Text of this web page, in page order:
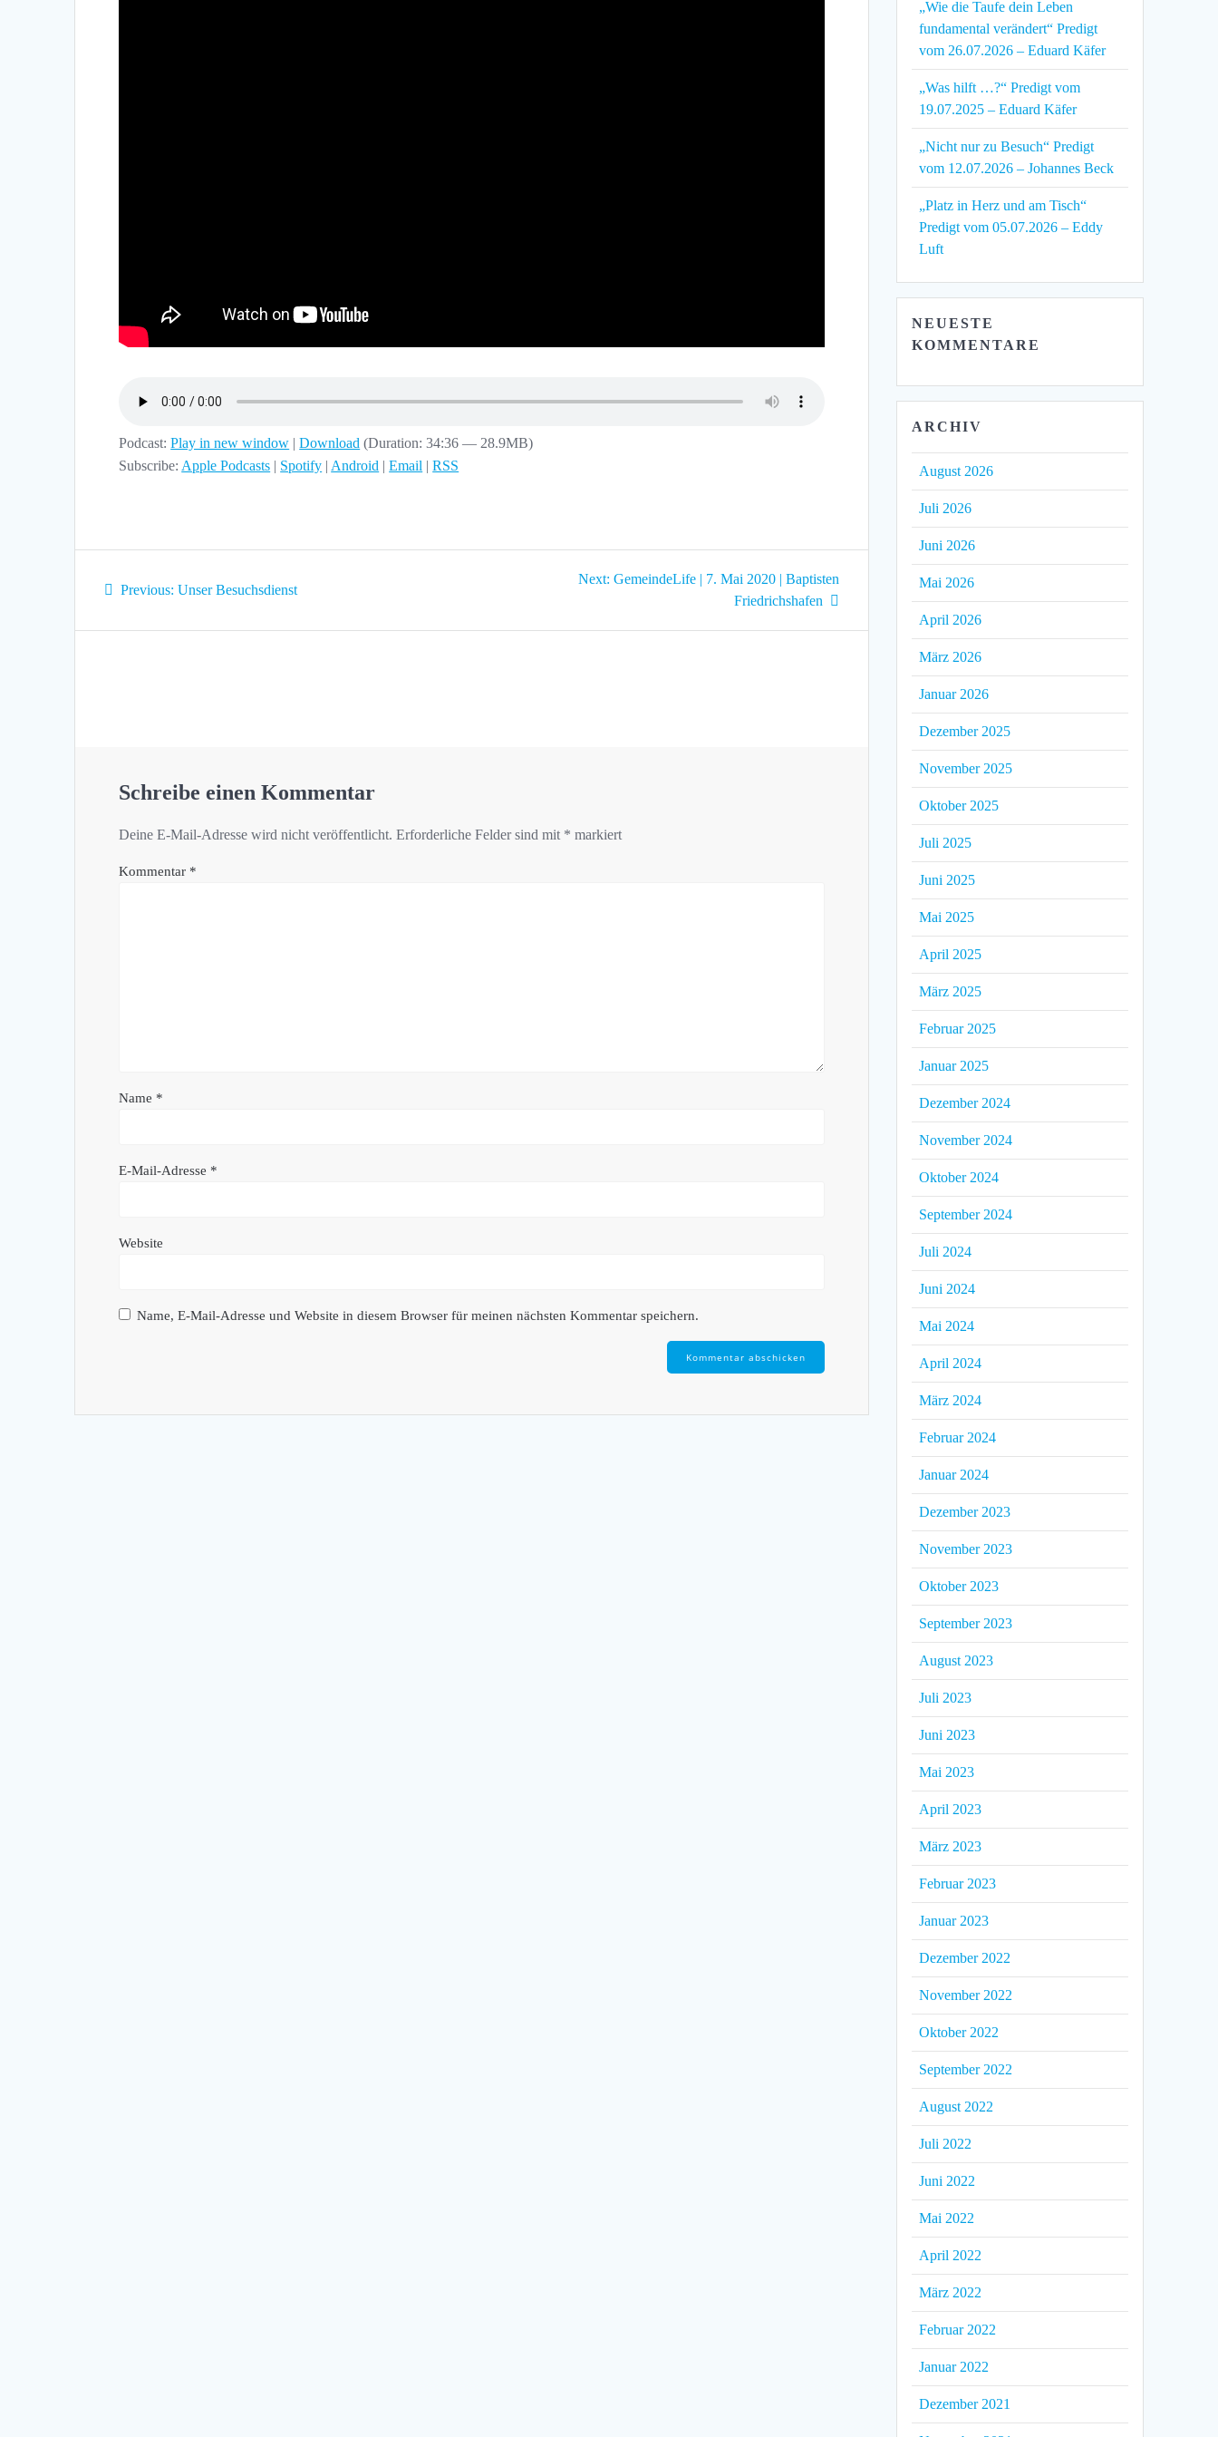
Podcast:Play in new window |Download (Duration: 34:36 — 28.9MB)
Subscribe: Apple Podcasts | Spotify | Android |Email |RSS
Previous: Previous
Unser Besuchsdienst
Next: Next
GemeindeLife | 7. Mai 2020 | Baptisten
Friedrichshafen
Schreibe einen Kommentar
Deine E-Mail-Adresse wird nicht veröffentlicht. Erforderliche Felder sind mit * markiert
Kommentar *
Name *
E-Mail-Adresse *
Website
Name, E-Mail-Adresse und Website in diesem Browser für meinen nächsten Kommentar speichern.
„Wie die Taufe dein Leben
fundamental verändert“ Predigt
vom 26.07.2026 – Eduard Käfer
„Was hilft …?“ Predigt vom
19.07.2025 – Eduard Käfer
„Nicht nur zu Besuch“ Predigt
vom 12.07.2026 – Johannes Beck
„Platz in Herz und am Tisch“
Predigt vom 05.07.2026 – Eddy
Luft
NEUESTE
KOMMENTARE
ARCHIV
August 2026
Juli 2026
Juni 2026
Mai 2026
April 2026
März 2026
Januar 2026
Dezember 2025
November 2025
Oktober 2025
Juli 2025
Juni 2025
Mai 2025
April 2025
März 2025
Februar 2025
Januar 2025
Dezember 2024
November 2024
Oktober 2024
September 2024
Juli 2024
Juni 2024
Mai 2024
April 2024
März 2024
Februar 2024
Januar 2024
Dezember 2023
November 2023
Oktober 2023
September 2023
August 2023
Juli 2023
Juni 2023
Mai 2023
April 2023
März 2023
Februar 2023
Januar 2023
Dezember 2022
November 2022
Oktober 2022
September 2022
August 2022
Juli 2022
Juni 2022
Mai 2022
April 2022
März 2022
Februar 2022
Januar 2022
Dezember 2021